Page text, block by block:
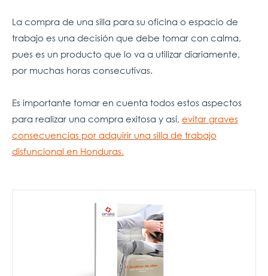
La compra de una silla para su oficina o espacio de
trabajo es una decisión que debe tomar con calma,
pues es un producto que lo va a utilizar diariamente,
por muchas horas consecutivas.
Es importante tomar en cuenta todos estos aspectos
para realizar una compra exitosa y así, evitar graves
consecuencias por adquirir una silla de trabajo
disfuncional en Honduras.